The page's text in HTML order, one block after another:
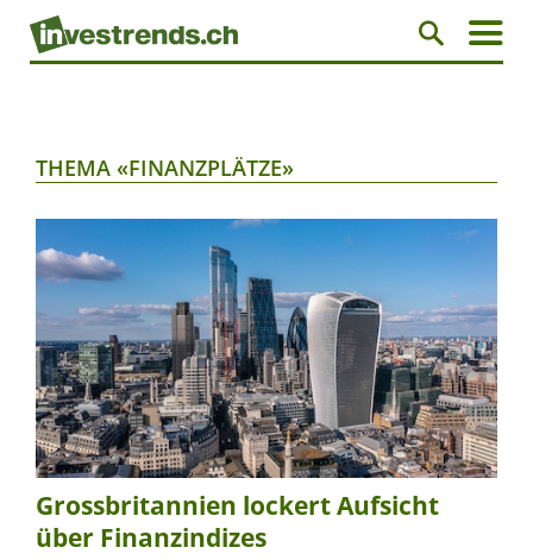
THEMA «FINANZPLÄTZE»
Grossbritannien lockert Aufsicht
über Finanzindizes